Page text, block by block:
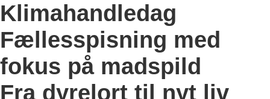
Klimahandledag
Fællesspisning med
fokus på madspild
Fra dyrelort til nyt liv